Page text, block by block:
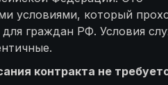
условиями, который
граждан РФ. Условия
контракта не